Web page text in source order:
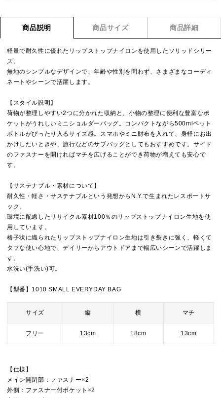
商品説明 商品サイズ 商品詳細
軽量で耐久性に優れたリップストップナイロンを使用したソリッドシリー
ズ。
無地のシンプルなデザインで、年齢や性別を問わず、さまざまなコーディ
ネートやシーンで活躍します。
【スタイル説明】
荷物が整理しやすい2つに分かれた収納と、小物の整理に便利な豊富なポ
ケットがうれしいミニショルダーバッグ。コンパクトながら500mlペット
ボトルがぴったり入るサイズ感。スマホやミニ財布を入れて、身軽にお出
かけしたいときや、旅行などのサブバッグとしてもおすすめです。サイド
のファスナーを開ければマチを広げることができ荷物が増えても安心で
す。
【サステナブル・素材について】
耐久性・軽さ・サステナブルという発想からN.Y.で生まれたレスポートサ
ック。
環境に配慮したリサイクル素材100％のリップストップナイロン生地を使
用しています。
格子状に織られたリップストップナイロン生地は引き裂きに強く、軽くて
タフな使い心地で、デイリーからアウトドアまで幅広いシーンで活躍しま
す。
水洗い(手洗い)可。
【型番】1010 SMALL EVERYDAY BAG
サイズ 縦 横 マチ
フリー 13cm 18cm 13cm
【仕様】
メイン開閉部：ファスナー×2
外側：ファスナー付ポケット×2